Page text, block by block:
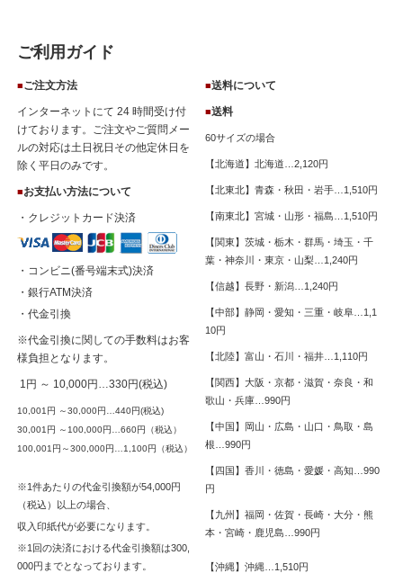
を販売開始いたします！
がりです。
希少な青レモンで作ったレッカーバロン自慢の他にはない特製ジャム
をこの機会にぜひともご賞味ください。
▶▶▶季節・数量限定★【尾道産】青レモンジャム商品ページはこち
ら
2024.10.3
・【いちじくジャムシリーズ販売開始のお知らせ】
お待たせ致しました。今期のいちじくジャムシリーズ販売を開始いた
します。
いちじくが収穫できる期間は順次商品を追加してまいりますので、ど
うぞよろしくお願い致します。旬のとれたていちじくで作ったジャム
をこの機会にぜひご賞味ください。
▶▶▶尾道産の完熟いちじく「蓬莱柿（ほうらいし）」と完熟レモン
のジャム商品ページはこちら
2024.9.5
・【台風10号の接近による配送に関するお知らせ】
平素は格別のご高配を賜り、厚く御礼申し上げます。
この度の台風10号の影響により、一部の地域で配達に遅れが生じる可
能性がございます。また、ご指定いただいた日時でのお届けができな
い場合もございます。
お客様には大変ご迷惑をお掛けいたしますが、 何卒ご了承いただき
ご利用ガイド
■ご注文方法
インターネットにて 24 時間受け付
けております。ご注文やご質問メー
ルの対応は土日祝日その他定休日を
除く平日のみです。
■お支払い方法について
・クレジットカード決済
・コンビニ(番号端末式)決済
・銀行ATM決済
・代金引換
※代金引換に関しての手数料はお客
様負担となります。
1円 ～ 10,000円…330円(税込)
10,001円 ～30,000円…440円(税込)
30,001円 ～100,000円…660円（税込）
100,001円～300,000円…1,100円（税込）
※1件あたりの代金引換額が54,000円
（税込）以上の場合、
収入印紙代が必要になります。
※1回の決済における代金引換額は300,
000円までとなっております。
■送料について
■送料
60サイズの場合
【北海道】北海道…2,120円
【北東北】青森・秋田・岩手…1,510円
【南東北】宮城・山形・福島…1,510円
【関東】茨城・栃木・群馬・埼玉・千
葉・神奈川・東京・山梨…1,240円
【信越】長野・新潟…1,240円
【中部】静岡・愛知・三重・岐阜…1,1
10円
【北陸】富山・石川・福井…1,110円
【関西】大阪・京都・滋賀・奈良・和
歌山・兵庫…990円
【中国】岡山・広島・山口・鳥取・島
根…990円
【四国】香川・徳島・愛媛・高知…990
円
【九州】福岡・佐賀・長崎・大分・熊
本・宮崎・鹿児島…990円
【沖縄】沖縄…1,510円